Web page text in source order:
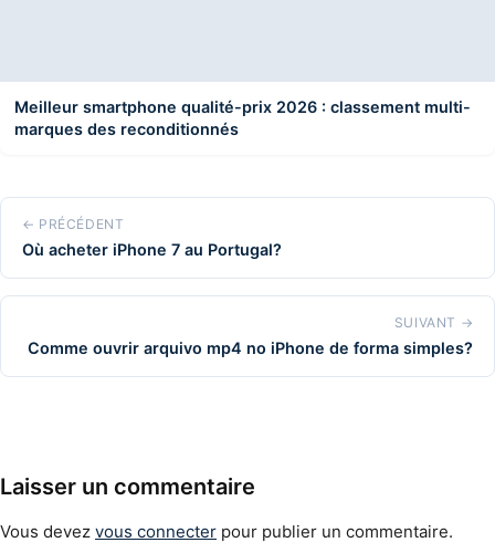
Meilleur smartphone qualité-prix 2026 : classement multi-
marques des reconditionnés
← PRÉCÉDENT
Où acheter iPhone 7 au Portugal?
SUIVANT →
Comme ouvrir arquivo mp4 no iPhone de forma simples?
Laisser un commentaire
Vous devez vous connecter pour publier un commentaire.